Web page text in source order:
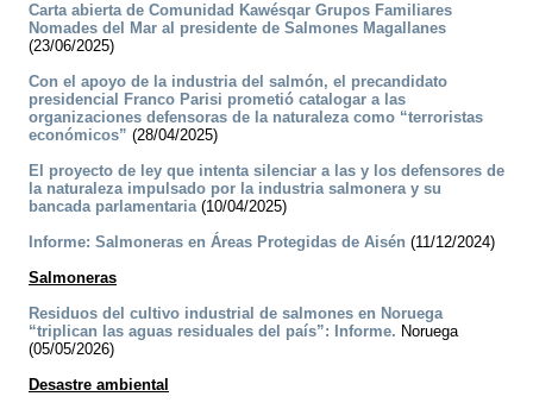
Carta abierta de Comunidad Kawésqar Grupos Familiares
Nomades del Mar al presidente de Salmones Magallanes
(23/06/2025)
Con el apoyo de la industria del salmón, el precandidato
presidencial Franco Parisi prometió catalogar a las
organizaciones defensoras de la naturaleza como “terroristas
económicos” (28/04/2025)
El proyecto de ley que intenta silenciar a las y los defensores de
la naturaleza impulsado por la industria salmonera y su
bancada parlamentaria(10/04/2025)
Informe: Salmoneras en Áreas Protegidas de Aisén (11/12/2024)
Salmoneras
Residuos del cultivo industrial de salmones en Noruega
“triplican las aguas residuales del país”: Informe. Noruega
(05/05/2026)
Desastre ambiental